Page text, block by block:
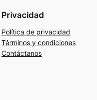
Privacidad
Política de privacidad
Términos y condiciones
Contáctanos